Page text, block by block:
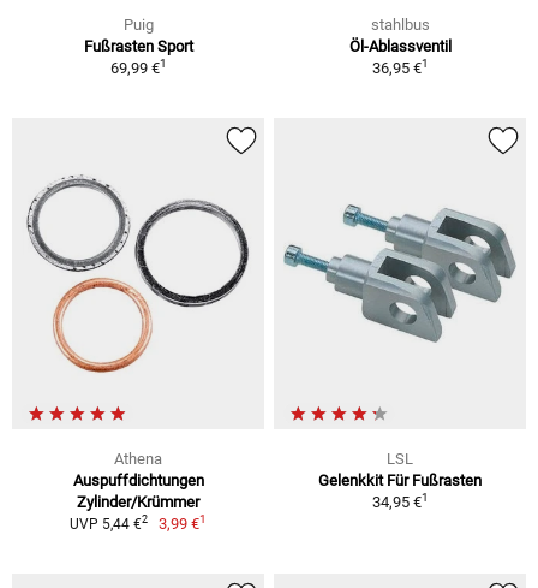
Puig
Fußrasten Sport
69,99 €1
stahlbus
Öl-Ablassventil
36,95 €1
Athena
Auspuffdichtungen
Zylinder/Krümmer
UVP 5,44 €2 3,99 €1
LSL
Gelenkkit Für Fußrasten
34,95 €1